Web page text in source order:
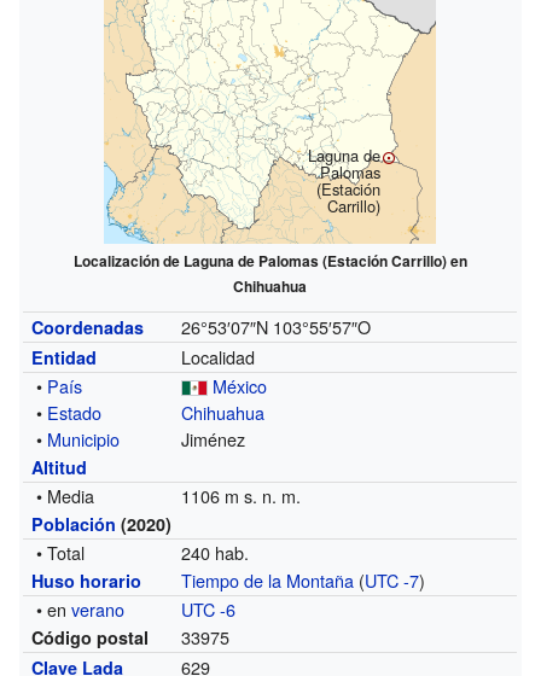
Laguna de
Palomas
(Estación
Carrillo)
Localización de Laguna de Palomas (Estación Carrillo) en
Chihuahua
Coordenadas 26°53′07″N 103°55′57″O
Entidad
Localidad
• País
México
• Estado
Chihuahua
• Municipio Jiménez
Altitud
• Media 1106 m s. n. m.
Población (2020)
• Total 240 hab.
Huso horario Tiempo de la Montaña (UTC -7)
• enverano UTC -6
Código postal 33975
Clave Lada 629